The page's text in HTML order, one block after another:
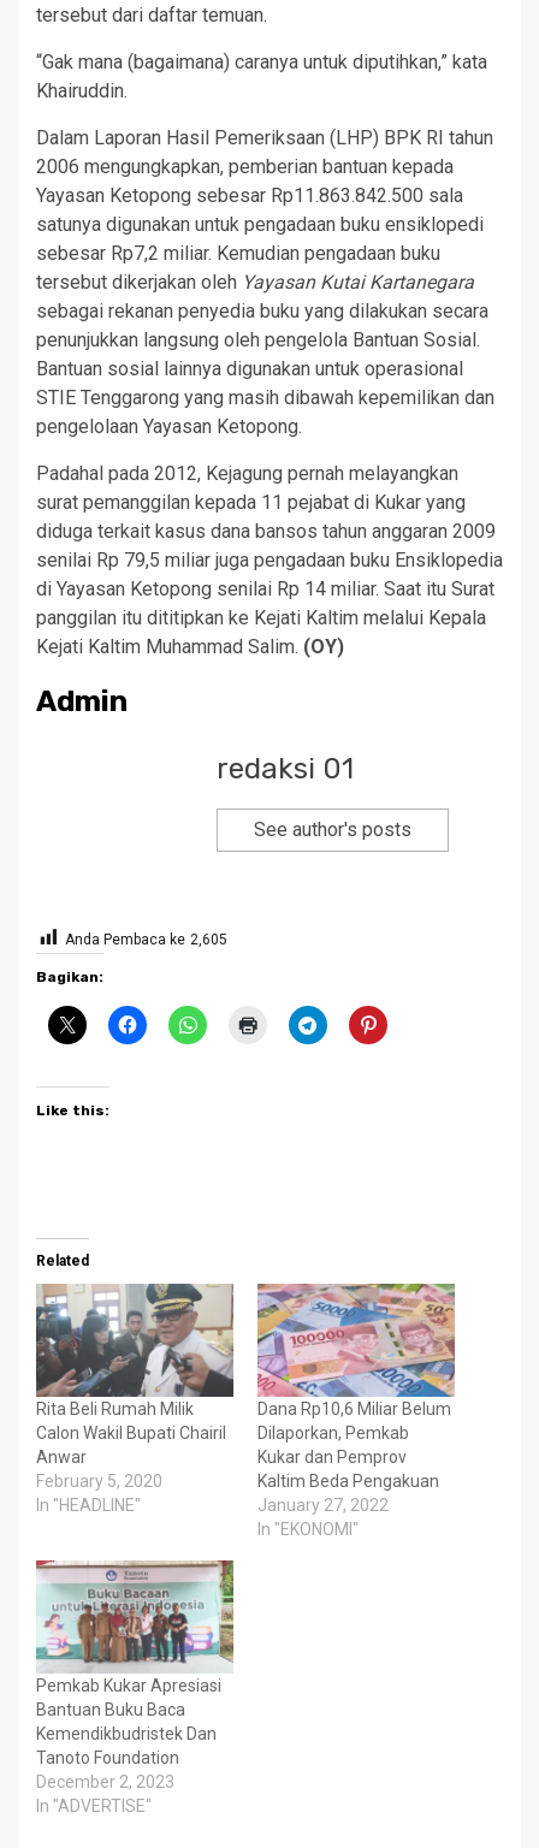
tersebut dari daftar temuan.
“Gak mana (bagaimana) caranya untuk diputihkan,” kata
Khairuddin.
Dalam Laporan Hasil Pemeriksaan (LHP) BPK RI tahun
2006 mengungkapkan, pemberian bantuan kepada
Yayasan Ketopong sebesar Rp11.863.842.500 sala
satunya digunakan untuk pengadaan buku ensiklopedi
sebesar Rp7,2 miliar. Kemudian pengadaan buku
tersebut dikerjakan oleh Yayasan Kutai Kartanegara
sebagai rekanan penyedia buku yang dilakukan secara
penunjukkan langsung oleh pengelola Bantuan Sosial.
Bantuan sosial lainnya digunakan untuk operasional
STIE Tenggarong yang masih dibawah kepemilikan dan
pengelolaan Yayasan Ketopong.
Padahal pada 2012, Kejagung pernah melayangkan
surat pemanggilan kepada 11 pejabat di Kukar yang
diduga terkait kasus dana bansos tahun anggaran 2009
senilai Rp 79,5 miliar juga pengadaan buku Ensiklopedia
di Yayasan Ketopong senilai Rp 14 miliar. Saat itu Surat
panggilan itu dititipkan ke Kejati Kaltim melalui Kepala
Kejati Kaltim Muhammad Salim. (OY)
Admin
redaksi 01
See author's posts
Anda Pembaca ke 2,605
Bagikan:
Like this:
Related
Rita Beli Rumah Milik
Calon Wakil Bupati Chairil
Anwar
February 5, 2020
In "HEADLINE"
Dana Rp10,6 Miliar Belum
Dilaporkan, Pemkab
Kukar dan Pemprov
Kaltim Beda Pengakuan
January 27, 2022
In "EKONOMI"
Pemkab Kukar Apresiasi
Bantuan Buku Baca
Kemendikbudristek Dan
Tanoto Foundation
December 2, 2023
In "ADVERTISE"